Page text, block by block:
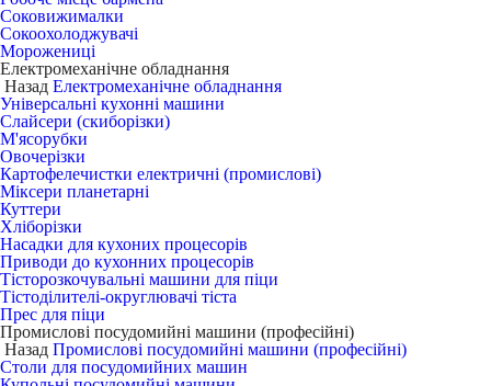
Соковижималки
Сокоохолоджувачі
Морожениці
Електромеханічне обладнання
Назад Електромеханічне обладнання
Універсальні кухонні машини
Слайсери (скиборізки)
М'ясорубки
Овочерізки
Картофелечистки електричні (промислові)
Міксери планетарні
Куттери
Хліборізки
Насадки для кухоних процесорів
Приводи до кухонних процесорів
Тісторозкочувальні машини для піци
Тістоділителі-округлювачі тіста
Прес для піци
Промислові посудомийні машини (професійні)
Назад Промислові посудомийні машини (професійні)
Столи для посудомийних машин